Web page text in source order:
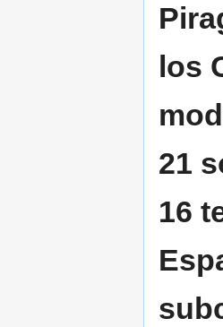
los
21
16